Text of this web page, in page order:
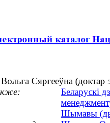
Сяргееўна (доктар
Беларускі
Шымавы